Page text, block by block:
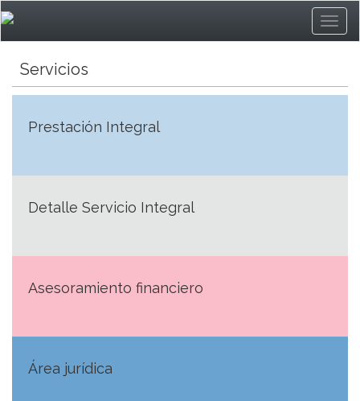
Servicios
Prestación Integral
Detalle Servicio Integral
Asesoramiento financiero
Área jurídica